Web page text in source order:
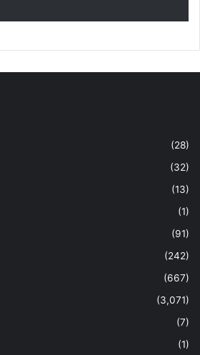
(28)
(32)
(13)
(1)
(91)
(242)
(667)
(3,071)
(7)
(1)